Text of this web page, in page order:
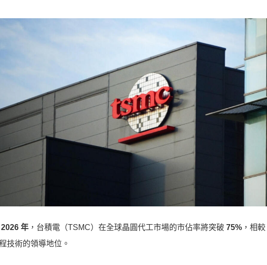
2026 年 ，台積電（TSMC）在全球晶圓代工市場的市佔率將突破 75% ，相
技術的領導地位。